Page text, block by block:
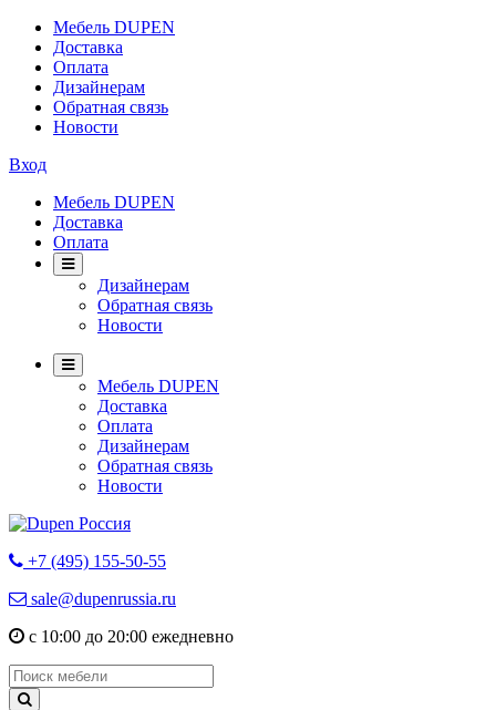
Мебель DUPEN
Доставка
Оплата
Дизайнерам
Обратная связь
Новости
Вход
Мебель DUPEN
Доставка
Оплата
Дизайнерам
Обратная связь
Новости
Мебель DUPEN
Доставка
Оплата
Дизайнерам
Обратная связь
Новости
+7 (495) 155-50-55
sale@dupenrussia.ru
с 10:00 до 20:00 ежедневно